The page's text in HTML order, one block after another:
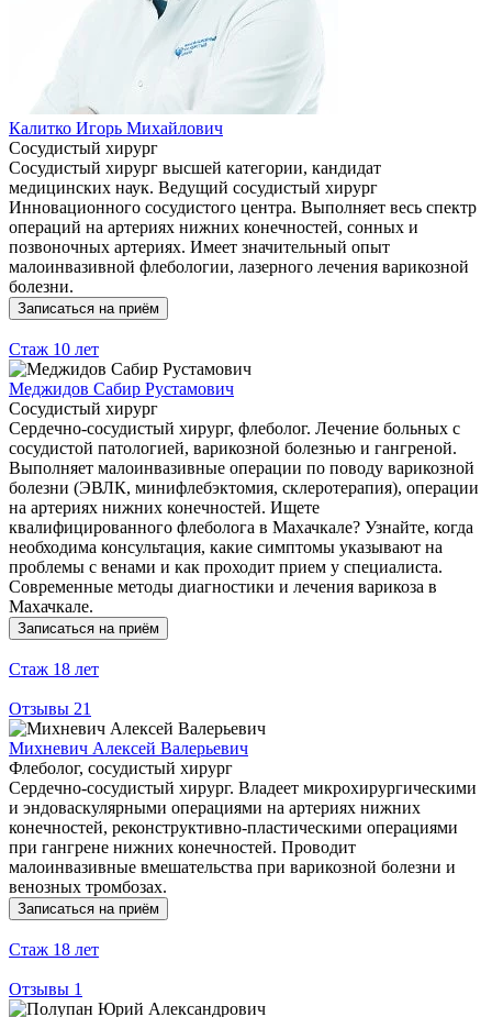
Калитко Игорь Михайлович
Сосудистый хирург
Сосудистый хирург высшей категории, кандидат
медицинских наук. Ведущий сосудистый хирург
Инновационного сосудистого центра. Выполняет весь спектр
операций на артериях нижних конечностей, сонных и
позвоночных артериях. Имеет значительный опыт
малоинвазивной флебологии, лазерного лечения варикозной
болезни.
Записаться на приём
Стаж 10 лет
Меджидов Сабир Рустамович
Сосудистый хирург
Сердечно-сосудистый хирург, флеболог. Лечение больных с
сосудистой патологией, варикозной болезнью и гангреной.
Выполняет малоинвазивные операции по поводу варикозной
болезни (ЭВЛК, минифлебэктомия, склеротерапия), операции
на артериях нижних конечностей. Ищете
квалифицированного флеболога в Махачкале? Узнайте, когда
необходима консультация, какие симптомы указывают на
проблемы с венами и как проходит прием у специалиста.
Современные методы диагностики и лечения варикоза в
Махачкале.
Записаться на приём
Стаж 18 лет
Отзывы 21
Михневич Алексей Валерьевич
Флеболог, сосудистый хирург
Сердечно-сосудистый хирург. Владеет микрохирургическими
и эндоваскулярными операциями на артериях нижних
конечностей, реконструктивно-пластическими операциями
при гангрене нижних конечностей. Проводит
малоинвазивные вмешательства при варикозной болезни и
венозных тромбозах.
Записаться на приём
Стаж 18 лет
Отзывы 1